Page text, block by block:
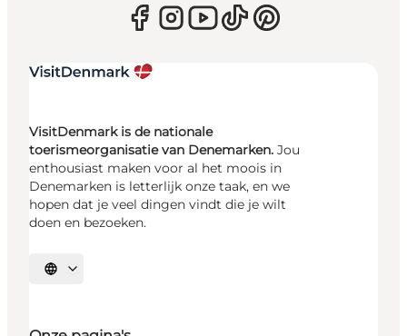
VisitDenmark is de nationale
toerismeorganisatie van Denemarken. Jou
enthousiast maken voor al het moois in
Denemarken is letterlijk onze taak, en we
hopen dat je veel dingen vindt die je wilt
doen en bezoeken.
Selecteer taal